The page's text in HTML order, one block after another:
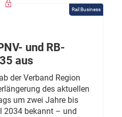
Rail Business
und RB-
aus
der Verband Region
des aktuellen
um zwei Jahre bis
2034 bekannt – und